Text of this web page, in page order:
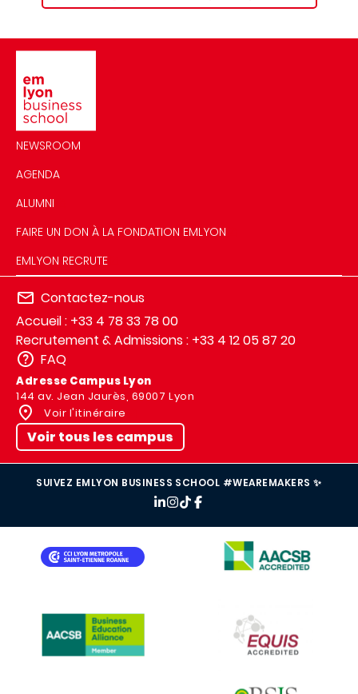
NEWSROOM
AGENDA
ALUMNI
FAIRE UN DON À LA FONDATION EMLYON
EMLYON RECRUTE
Contactez-nous
Accueil : +33 4 78 33 78 00
Recrutement & Admissions : +33 4 12 05 87 20
FAQ
Adresse Campus Lyon
144 av. Jean Jaurès, 69007 Lyon
Voir l'itinéraire
Voir tous les campus
SUIVEZ EMLYON BUSINESS SCHOOL #WEAREMAKERS ✨
IMAGE
IMAGE